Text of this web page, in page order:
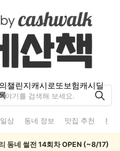
챌린지캐시로또보험캐시딜
상 동네 정보 맛집 추천 분
동네 썰전 14회차 OPEN (~8/17)